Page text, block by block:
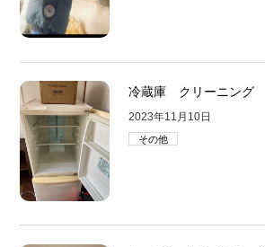
冷蔵庫 クリーニング
2023年11月10日
その他